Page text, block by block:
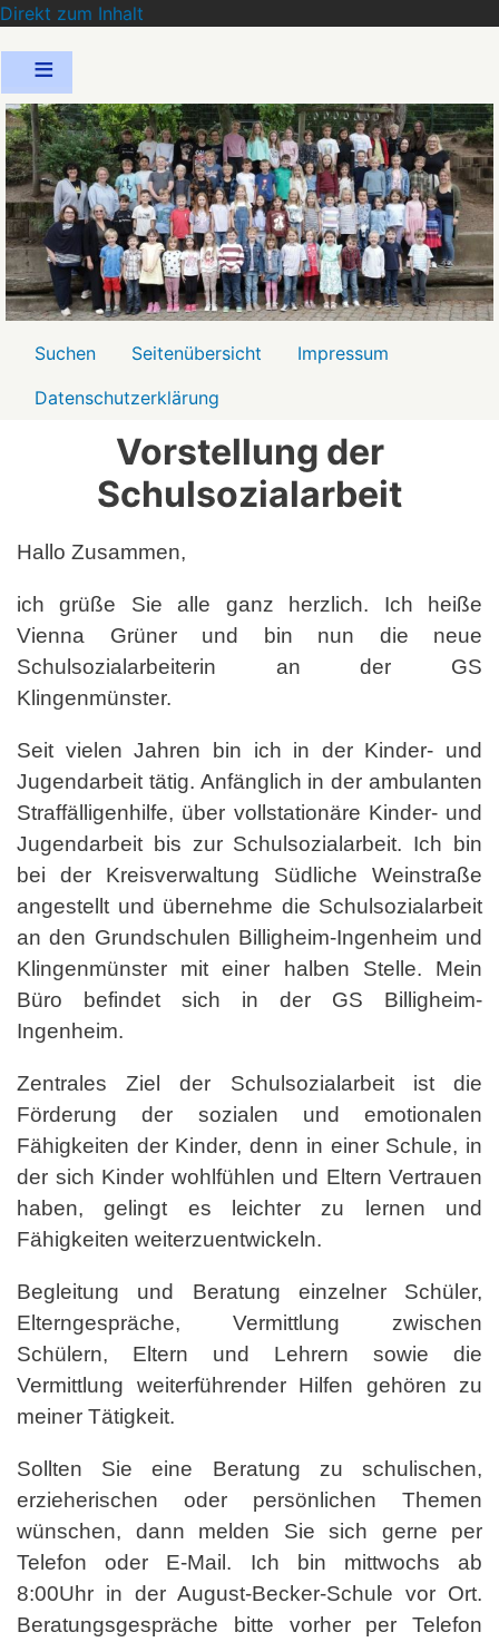
Direkt zum Inhalt
Menü2
Suchen Seitenübersicht
Impressum
Datenschutzerklärung
Vorstellung der
Schulsozialarbeit
Hallo Zusammen,
ich grüße Sie alle ganz herzlich. Ich heiße
Vienna Grüner und bin nun die neue
Schulsozialarbeiterin an der GS
Klingenmünster.
Seit vielen Jahren bin ich in der Kinder- und
Jugendarbeit tätig. Anfänglich in der ambulanten
Straffälligenhilfe, über vollstationäre Kinder- und
Jugendarbeit bis zur Schulsozialarbeit. Ich bin
bei der Kreisverwaltung Südliche Weinstraße
angestellt und übernehme die Schulsozialarbeit
an den Grundschulen Billigheim-Ingenheim und
Klingenmünster mit einer halben Stelle. Mein
Büro befindet sich in der GS Billigheim-
Ingenheim.
Zentrales Ziel der Schulsozialarbeit ist die
Förderung der sozialen und emotionalen
Fähigkeiten der Kinder, denn in einer Schule, in
der sich Kinder wohlfühlen und Eltern Vertrauen
haben, gelingt es leichter zu lernen und
Fähigkeiten weiterzuentwickeln.
Begleitung und Beratung einzelner Schüler,
Elterngespräche, Vermittlung zwischen
Schülern, Eltern und Lehrern sowie die
Vermittlung weiterführender Hilfen gehören zu
meiner Tätigkeit.
Sollten Sie eine Beratung zu schulischen,
erzieherischen oder persönlichen Themen
wünschen, dann melden Sie sich gerne per
Telefon oder E-Mail. Ich bin mittwochs ab
8:00Uhr in der August-Becker-Schule vor Ort.
Beratungsgespräche bitte vorher per Telefon